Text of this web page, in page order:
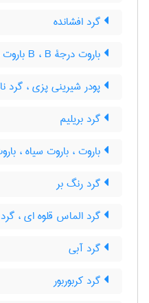
گرد افشانده
باروت درجۀ B ، B باروت درجۀ
پودر شیرینی پزی ، گرد
گرد بریلیم
باروت ، باروت سیاه ،
گرد رنگ بر
گرد الماس قلوه ای ،
گرد آبی
گرد کربوربور